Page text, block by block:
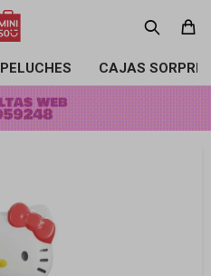
PELUCHES CAJAS